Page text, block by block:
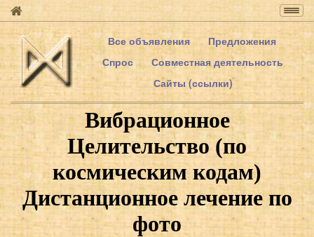
Все объявления
Предложения
Спрос
Совместная деятельность
Сайты (ссылки)
Вибрационное
Целительство (по
космическим кодам)
Дистанционное лечение по
фото